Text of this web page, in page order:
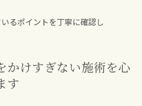
るポイントを丁寧に確認し
かけすぎない施術を心
す